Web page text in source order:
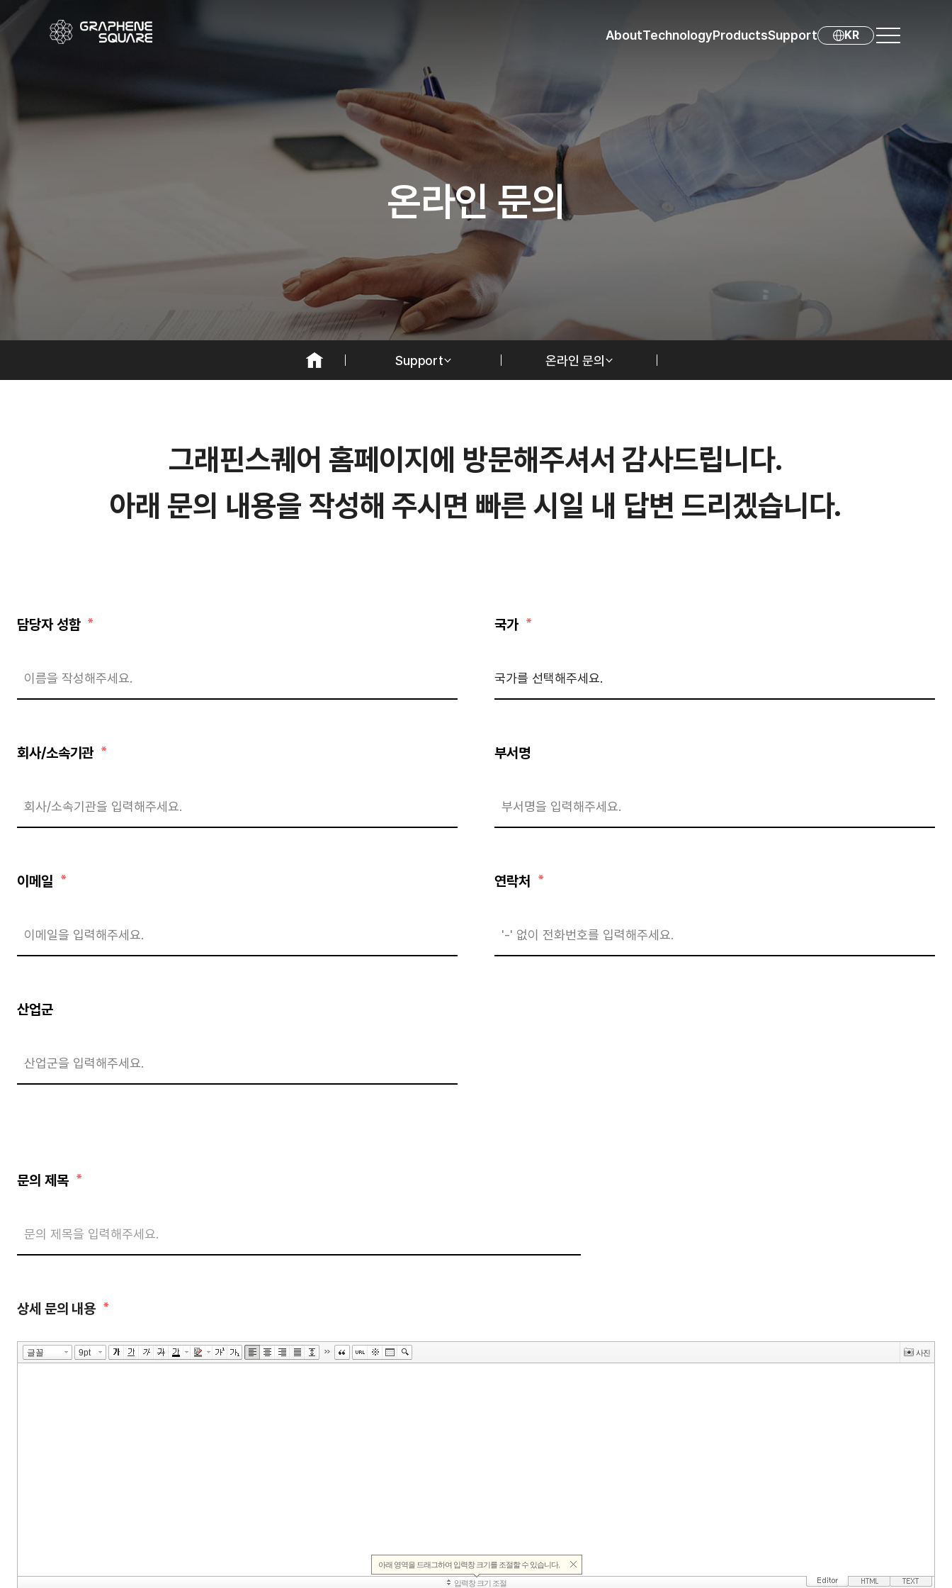
AboutTechnologyProductsSupport KR
온라인 문의
Support 온라인 문의
그래핀스퀘 어 홈페 이지 에 방문해주셔서 감사드립니 다.
아래 문의 내용을 작성해 주시 면 빠른 시 일 내 답변 드리 겠습니 다.
담당자 성함 국가
회사/소속기관 부서명
이메일 연락처
산업군
문의 제목
상세 문의 내용